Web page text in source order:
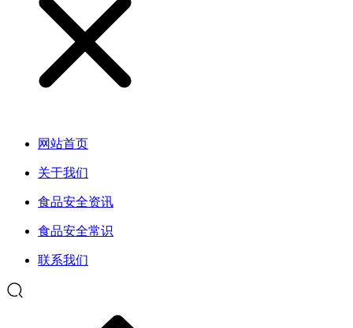
网站首页
关于我们
食品安全资讯
食品安全常识
联系我们